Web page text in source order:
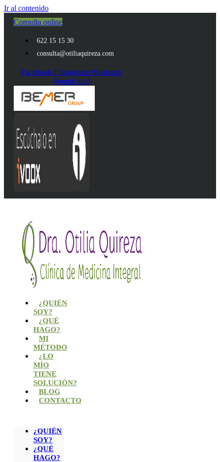
Ir al contenido
Consulta online
622 15 15 30
consulta@otiliaquireza.com
Facebook-f Instagram Whatsapp
Soundcloud
¿QUIÉN
SOY?
¿QUÉ
HAGO?
MI
MÉTODO
¿LO
MÍO
TIENE
SOLUCIÓN?
BLOG
CONTACTO
¿QUIÉN
SOY?
¿QUÉ
HAGO?